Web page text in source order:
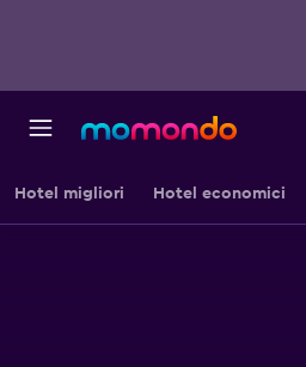
Hotel migliori Hotel economici